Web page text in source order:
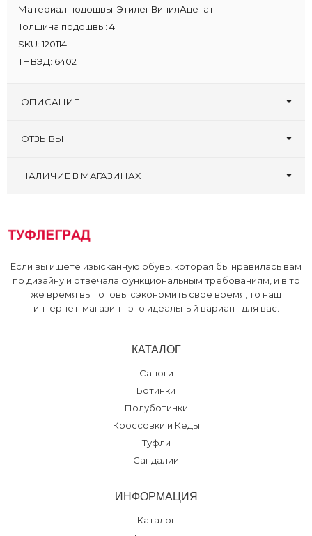
Материал подошвы: ЭтиленВинилАцетат
Толщина подошвы: 4
SKU: 120114
ТНВЭД: 6402
ОПИСАНИЕ
ОТЗЫВЫ
Оставьте первый отзыв!
НАЛИЧИЕ В МАГАЗИНАХ
Если вы ищете изысканную обувь, которая бы нравилась вам
по дизайну и отвечала функциональным требованиям, и в то
же время вы готовы сэкономить свое время, то наш
интернет-магазин - это идеальный вариант для вас.
КАТАЛОГ
Сапоги
Ботинки
Полуботинки
Кроссовки и Кеды
Туфли
Сандалии
ИНФОРМАЦИЯ
Каталог